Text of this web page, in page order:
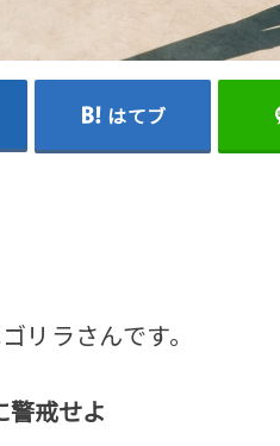
はてブ
リラさんです。
警戒せよ